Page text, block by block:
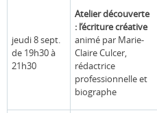
jeudi 8 sept.
de 19h30 à
21h30
Atelier découverte
: l’écriture créative
animé par Marie-
Claire Culcer,
rédactrice
professionnelle et
biographe